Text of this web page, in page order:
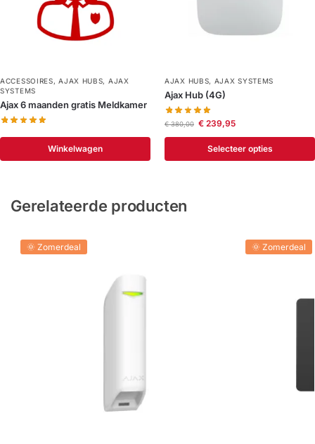
ACCESSOIRES,AJAX HUBS, AJAX
SYSTEMS
Ajax 6 maanden gratis Meldkamer
Winkelwagen
AJAX HUBS, AJAX SYSTEMS
Ajax Hub (4G)
€380,00 €239,95
Selecteer opties
Gerelateerde producten
🌞 Zomerdeal 🌞 Zomerdeal